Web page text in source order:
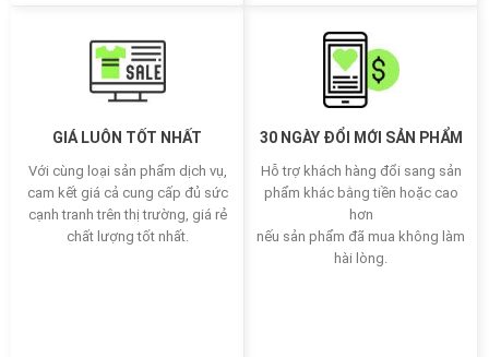
GIÁ LUÔN TỐT NHẤT
Với cùng loại sản phẩm dịch vụ,
cam kết giá cả cung cấp đủ sức
cạnh tranh trên thị trường, giá rẻ
chất lượng tốt nhất.
30 NGÀY ĐỔI MỚI SẢN PHẨM
Hỗ trợ khách hàng đổi sang sản
phẩm khác bằng tiền hoặc cao
hơn
nếu sản phẩm đã mua không làm
hài lòng.